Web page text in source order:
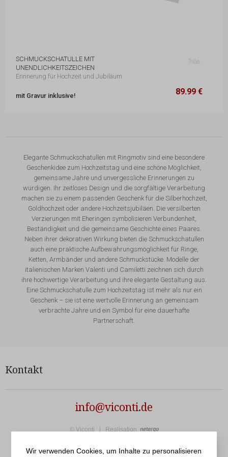
SCHMUCKSCHATULLE MIT
UNENDLICHKEITSZEICHEN
Erinnerung für Hochzeit und Jubiläum
mit Gravur inklusive! 89.99 €
12 x 20,5 x 5,5 cm 89.99 €
Elegante Schmuckschatullen mit Ringmotiv sind eine besondere
Geschenkidee zum Hochzeitstag und eine schöne Möglichkeit,
gemeinsame Jahre und unvergessliche Erinnerungen zu
würdigen. Ihr zeitloses Design und die sorgfältige Verarbeitung
machen sie zu einem passenden Geschenk für die Silberhochzeit,
Goldhochzeit oder andere Hochzeitsjubiläen. Die versilberten
Verzierungen mit Eheringen symbolisieren Verbundenheit,
Beständigkeit und die gemeinsame Geschichte eines Paares.
Neben ihrer dekorativen Wirkung bieten die Schmuckschatullen
auch eine praktische Aufbewahrungsmöglichkeit für Ringe,
Ketten, Armbänder und andere Schmuckstücke. Modelle der
italienischen Marken Valenti und Camiletti zeichnen sich durch
ihre hochwertige Verarbeitung und ihre elegante Gestaltung aus.
Eine Schmuckschatulle zum Hochzeitstag ist mehr als nur ein
Geschenk – sie ist eine wertvolle Erinnerung an gemeinsam
verbrachte Jahre und ein Symbol für eine dauerhafte
Partnerschaft.
Kontakt
info@viconti.de
© Viconti | Realisation Netergo
Wir verwenden Cookies, um Inhalte zu personalisieren